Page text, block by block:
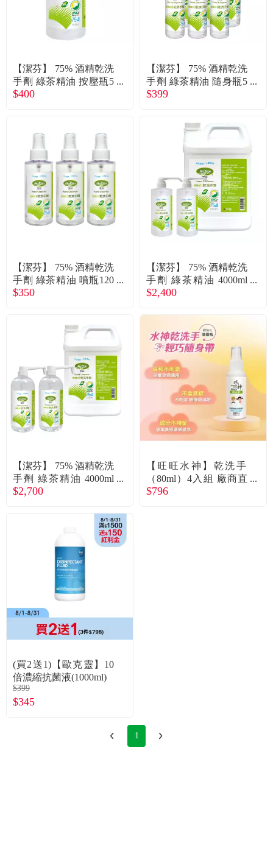
折價券、紅利說明
【潔芬】 75% 酒精乾洗
手劑 綠茶精油 按壓瓶5
00ml - 廠送
$400
【潔芬】 75% 酒精乾洗
手劑 綠茶精油 隨身瓶5
0ml(6入組合) - 廠送
$399
【潔芬】 75% 酒精乾洗
手劑 綠茶精油 噴瓶120
ml(3入組合) - 廠送
$350
【潔芬】 75% 酒精乾洗
手劑 綠茶精油 4000ml
填充桶*1+500ml*2 - 廠
$2,400
【潔芬】 75% 酒精乾洗
手劑 綠茶精油 4000ml
填充桶*1+1000ml*2 - 廠
$2,700
【旺旺水神】乾洗手
（80ml）4入組 廠商直
送
$796
(買2送1)【歐克靈】10
倍濃縮抗菌液(1000ml)
$399
$345
1